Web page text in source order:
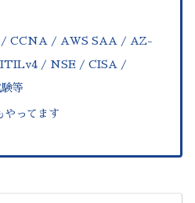
/ CCNA / AWS SAA / AZ-
ITILv4 / NSE / CISA /
等
やってます